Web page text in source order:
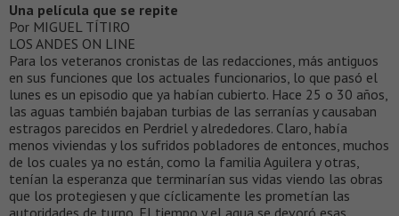
Una película que se repite
Por MIGUEL TÍTIRO
LOS ANDES ON LINE
Para los veteranos cronistas de las redacciones, más antiguos
en sus funciones que los actuales funcionarios, lo que pasó el
lunes es un episodio que ya habían cubierto. Hace 25 o 30 años,
las aguas también bajaban turbias de las serranías y causaban
estragos parecidos en Perdriel y alrededores. Claro, había
menos viviendas y los sufridos pobladores de entonces, muchos
de los cuales ya no están, como la familia Aguilera y otras,
tenían la esperanza que terminarían sus vidas viendo las obras
que los protegiesen y que cíclicamente les prometían las
autoridades de turno. El tiempo y el agua se devoró esas